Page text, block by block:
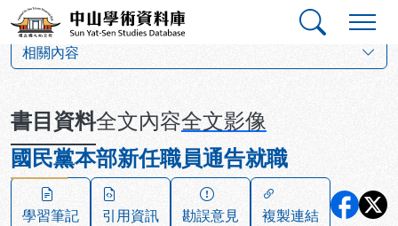
跳到主要內容
中山學術資料庫
相關內容
書目資料全文內容全文影像
國民黨本部新任職員通告就職
學習筆記 引用資訊 勘誤意見
複製連結